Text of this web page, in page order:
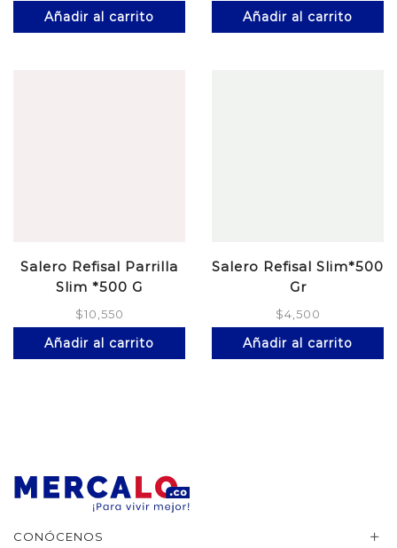
Añadir al carrito Añadir al carrito
Salero Refisal Parrilla
Slim *500 G
$10,550
Añadir al carrito
Salero Refisal Slim*500
Gr
$4,500
Añadir al carrito
CONÓCENOS